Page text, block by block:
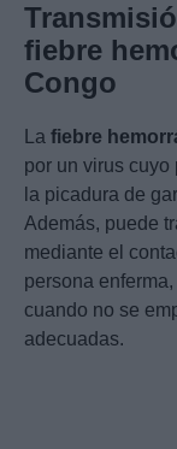
fiebre
Congo
La fiebre
por un virus
la picadura de
Además, puede
mediante el
persona
cuando no se
adecuadas.